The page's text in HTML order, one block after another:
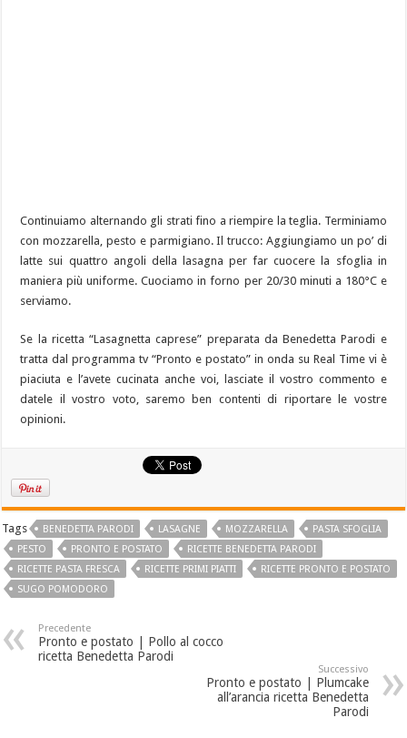
Continuiamo alternando gli strati fino a riempire la teglia. Terminiamo
con mozzarella, pesto e parmigiano. Il trucco: Aggiungiamo un po’ di
latte sui quattro angoli della lasagna per far cuocere la sfoglia in
maniera più uniforme. Cuociamo in forno per 20/30 minuti a 180°C e
serviamo.
Se la ricetta “Lasagnetta caprese” preparata da Benedetta Parodi e
tratta dal programma tv “Pronto e postato” in onda su Real Time vi è
piaciuta e l’avete cucinata anche voi, lasciate il vostro commento e
datele il vostro voto, saremo ben contenti di riportare le vostre
opinioni.
Tags BENEDETTA PARODI LASAGNE MOZZARELLA
PASTA SFOGLIA
PESTO
PRONTO E POSTATO
RICETTE BENEDETTA PARODI
RICETTE PASTA FRESCA
RICETTE PRIMI PIATTI
RICETTE PRONTO E POSTATO
SUGO POMODORO
Precedente
Pronto e postato | Pollo al cocco
ricetta Benedetta Parodi
Successivo
Pronto e postato | Plumcake
all’arancia ricetta Benedetta
Parodi